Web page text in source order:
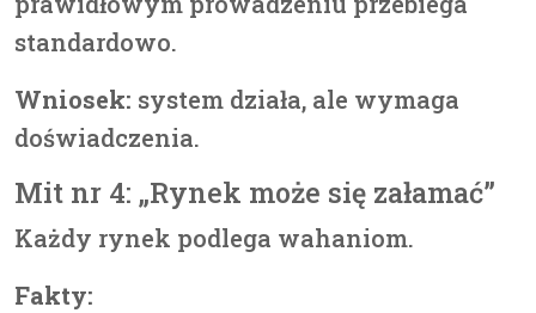
standardowo.
Wniosek: system działa, ale wymaga
doświadczenia.
Mit nr 4: „Rynek może się załamać”
Każdy rynek podlega wahaniom.
Fakty: